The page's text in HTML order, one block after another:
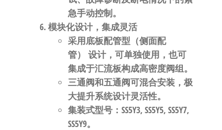
急手动控制。
模块化设计，集成灵活
采用底板配管型（侧面配
管）
设计，可单独使用，也可
集成于汇流板构成高密度阀组。
三通阀和五通阀可混合安装，极
大提升系统设计灵活性。
集装式型号： SS5Y3, SS5Y5, SS5Y7,
SS5Y9。